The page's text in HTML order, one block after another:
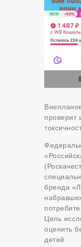
проверит
бренда
Цель
оценить
детей.